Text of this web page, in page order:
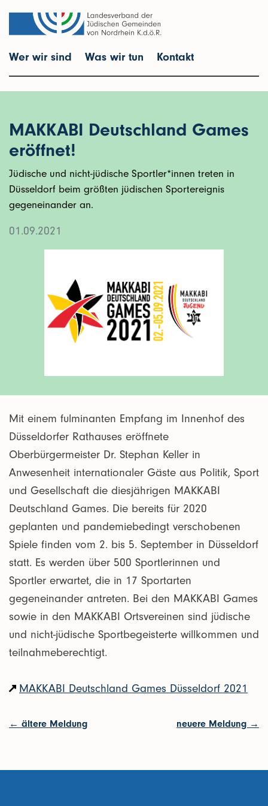
Wer wir sind Was wir tun Kontakt
MAKKABI Deutschland Games
eröffnet!
Jüdische und nicht-jüdische Sportler*innen treten in
Düsseldorf beim größten jüdischen Sportereignis
gegeneinander an.
01.09.2021
Mit einem fulminanten Empfang im Innenhof des
Düsseldorfer Rathauses eröffnete
Oberbürgermeister Dr. Stephan Keller in
Anwesenheit internationaler Gäste aus Politik, Sport
und Gesellschaft die diesjährigen MAKKABI
Deutschland Games. Die bereits für 2020
geplanten und pandemiebedingt verschobenen
Spiele finden vom 2. bis 5. September in Düsseldorf
statt. Es werden über 500 Sportlerinnen und
Sportler erwartet, die in 17 Sportarten
gegeneinander antreten. Bei den MAKKABI Games
sowie in den MAKKABI Ortsvereinen sind jüdische
und nicht-jüdische Sportbegeisterte willkommen und
teilnahmeberechtigt.
MAKKABI Deutschland Games Düsseldorf 2021
← ältere Meldung neuere Meldung →